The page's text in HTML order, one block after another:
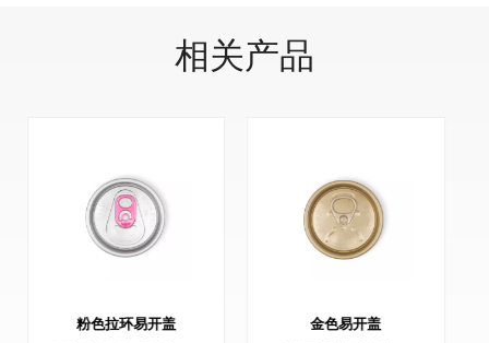
相关产品
金色易开盖 200 B64 黑色汽水盖